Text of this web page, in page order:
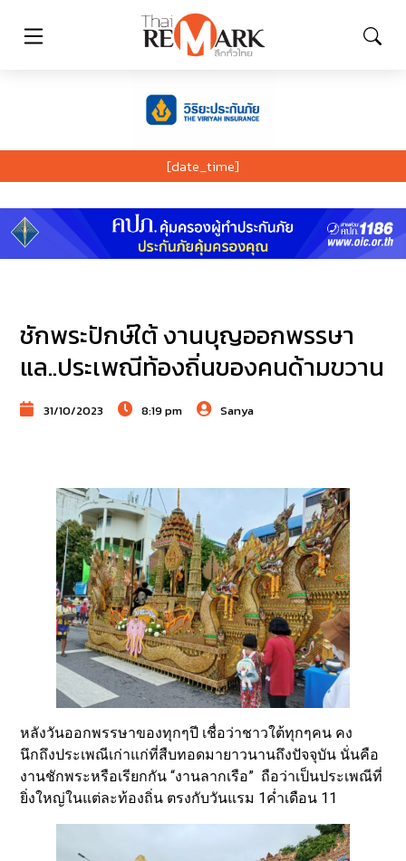
[date_time]
ชักพระปักษ์ใต้ งานบุญออกพรรษา
แล..ประเพณีท้องถิ่นของคนด้ามขวาน
31/10/2023 8:19 pm Sanya
หลังวันออกพรรษาของทุกๆปี เชื่อว่าชาวใต้ทุกๆคน คง
นึกถึงประเพณีเก่าแก่ที่สืบทอดมายาวนานถึงปัจจุบัน นั่นคือ
งานชักพระหรือเรียกกัน “งานลากเรือ” ถือว่าเป็นประเพณีที่
ยิ่งใหญ่ในแต่ละท้องถิ่น ตรงกับวันแรม 1ค่ำเดือน 11